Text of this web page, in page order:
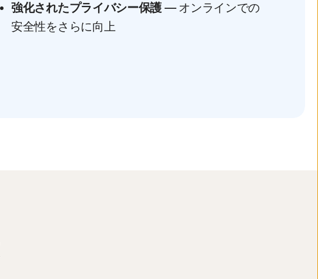
強化されたプライバシー保護 — オンラインでの
安全性をさらに向上